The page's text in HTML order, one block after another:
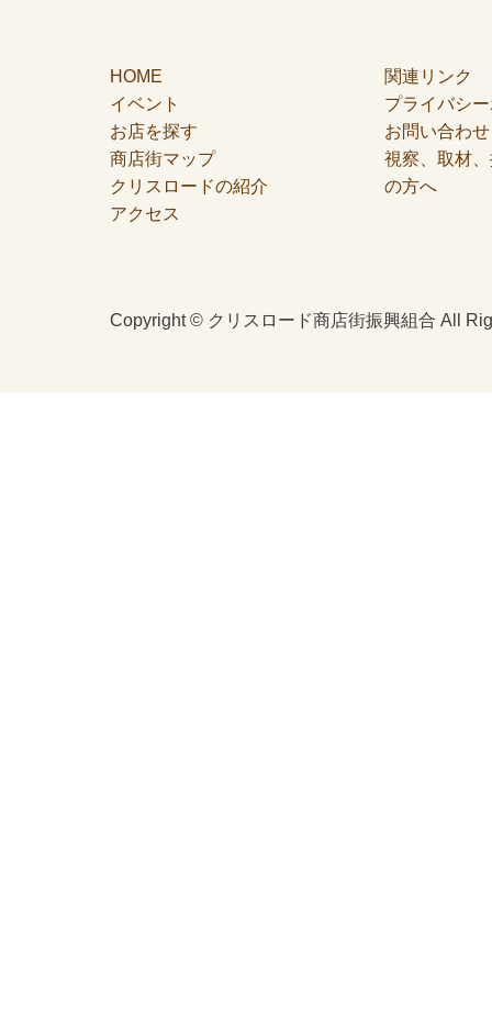
HOME
イベント
お店を探す
商店街マップ
クリスロードの紹介
アクセス
関連リンク
プライバシ
お問い合わせ
視察、取材
の方へ
Copyright © クリスロード商店街振興組合 All